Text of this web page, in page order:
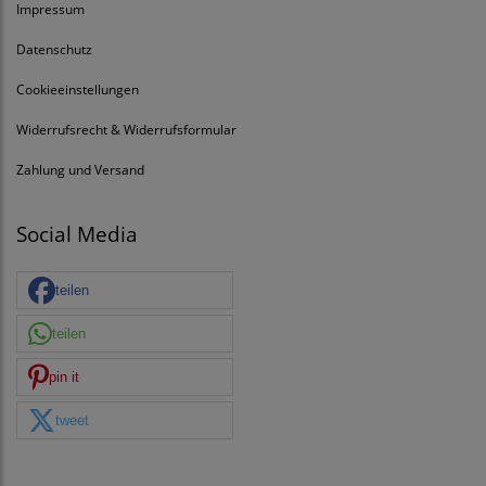
Impressum
Datenschutz
Cookieeinstellungen
Widerrufsrecht & Widerrufsformular
Zahlung und Versand
Social Media
teilen
teilen
pin it
tweet